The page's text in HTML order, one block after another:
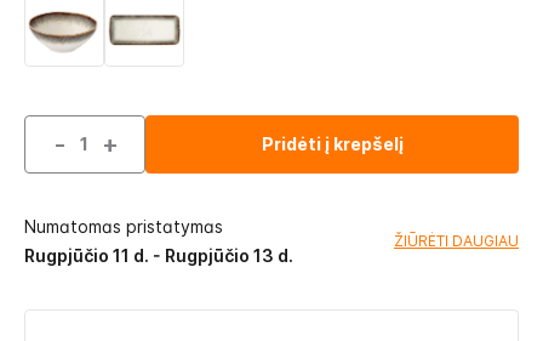
- + Pridėti į krepšelį
Numatomas pristatymas
Rugpjūčio 11 d. - Rugpjūčio 13 d.
ŽIŪRĖTI DAUGIAU